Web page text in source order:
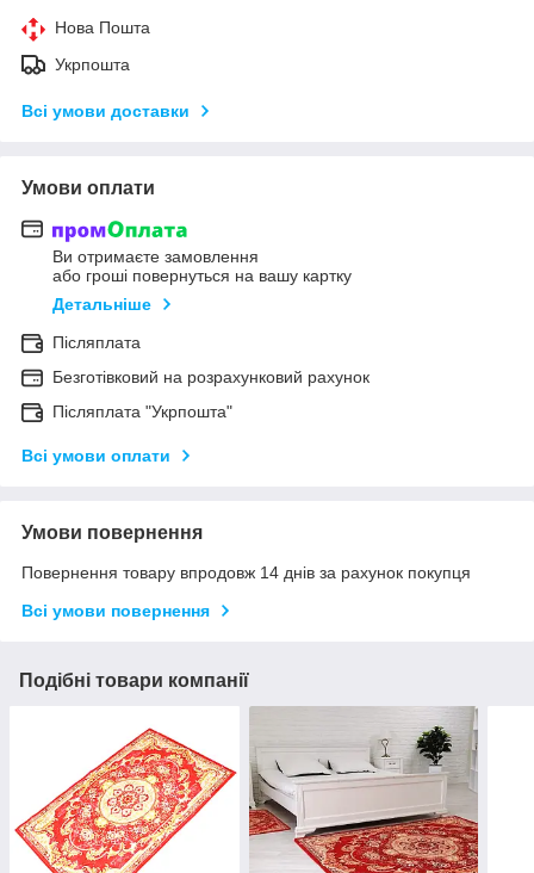
Нова Пошта
Укрпошта
Всі умови доставки
Умови оплати
Ви отримаєте замовлення
або гроші повернуться на вашу картку
Детальніше
Післяплата
Безготівковий на розрахунковий рахунок
Післяплата "Укрпошта"
Всі умови оплати
Умови повернення
Повернення товару впродовж 14 днів за рахунок покупця
Всі умови повернення
Подібні товари компанії